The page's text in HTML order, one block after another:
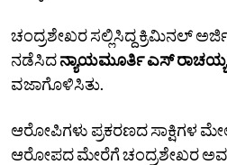
ಚಂದ್ರಶೇಖರ ಸಲ್ಲಿಸಿದ್ದ ಕ್ರಿಮಿನಲ್‌
ನಡೆಸಿದನ್ಯಾಯಮೂರ್ತಿ ಎಸ್‌ ರಾಚಯ್ಯ
ವಜಾಗೊಳಿಸಿತು.
ಆರೋಪಿಗಳು ಪ್ರಕರಣದ ಸಾಕ್ಷಿಗಳ
ಆರೋಪದ ಮೇರೆಗೆ ಚಂದ್ರಶೇಖರ